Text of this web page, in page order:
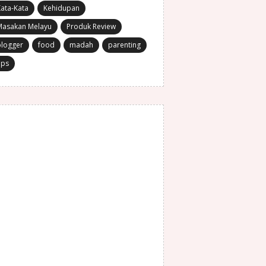
Kata
Kehidupan
Melayu
Produk Review
food madah
parenting